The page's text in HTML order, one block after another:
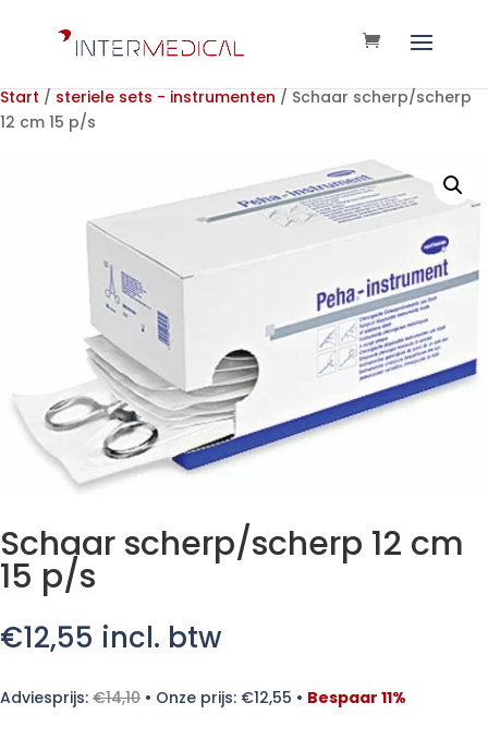
Start / steriele sets - instrumenten / Schaar scherp/scherp
12 cm 15 p/s
Schaar scherp/scherp 12 cm
15 p/s
€12,55 incl. btw
Adviesprijs: €14,10 • Onze prijs: €12,55 • Bespaar 11%